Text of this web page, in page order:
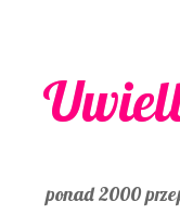
ponad 2000